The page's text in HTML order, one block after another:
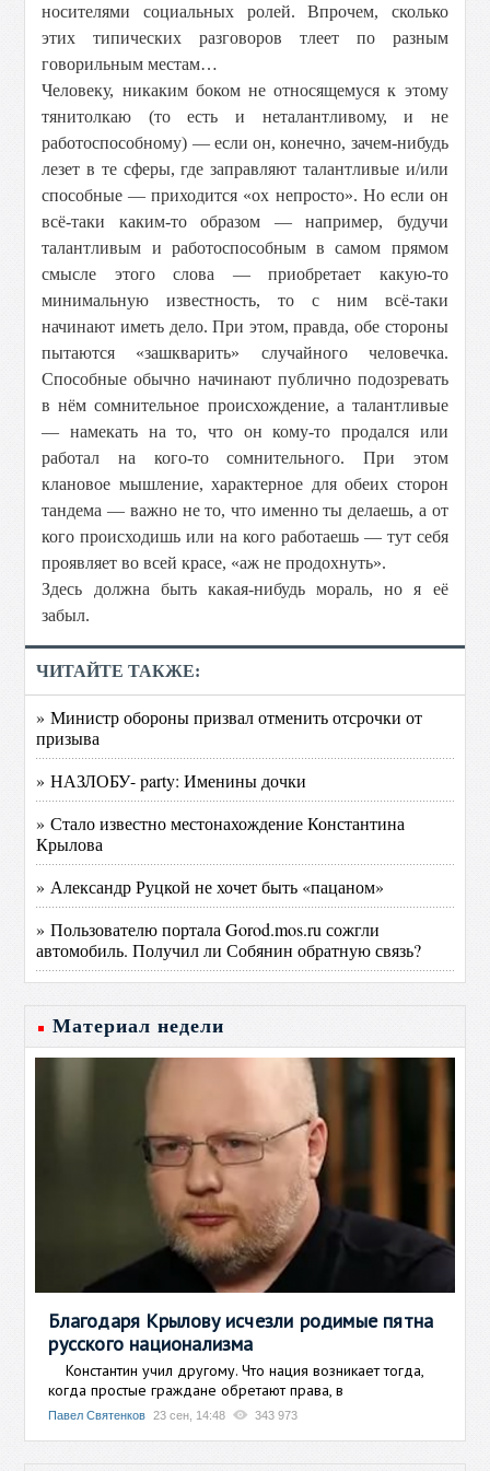
носителями социальных ролей. Впрочем, сколько
этих типических разговоров тлеет по разным
говорильным местам…
Человеку, никаким боком не относящемуся к этому
тянитолкаю (то есть и неталантливому, и не
работоспособному) — если он, конечно, зачем-нибудь
лезет в те сферы, где заправляют талантливые и/или
способные — приходится «ох непросто». Но если он
всё-таки каким-то образом — например, будучи
талантливым и работоспособным в самом прямом
смысле этого слова — приобретает какую-то
минимальную известность, то с ним всё-таки
начинают иметь дело. При этом, правда, обе стороны
пытаются «зашкварить» случайного человечка.
Способные обычно начинают публично подозревать
в нём сомнительное происхождение, а талантливые
— намекать на то, что он кому-то продался или
работал на кого-то сомнительного. При этом
клановое мышление, характерное для обеих сторон
тандема — важно не то, что именно ты делаешь, а от
кого происходишь или на кого работаешь — тут себя
проявляет во всей красе, «аж не продохнуть».
Здесь должна быть какая-нибудь мораль, но я её
забыл.
ЧИТАЙТЕ ТАКЖЕ:
» Министр обороны призвал отменить отсрочки от
призыва
» НАЗЛОБУ- party: Именины дочки
» Стало известно местонахождение Константина
Крылова
» Александр Руцкой не хочет быть «пацаном»
» Пользователю портала Gorod.mos.ru сожгли
автомобиль. Получил ли Собянин обратную связь?
Материал недели
Благодаря Крылову исчезли родимые пятна
русского национализма
Константин учил другому. Что нация возникает тогда,
когда простые граждане обретают права, в
Павел Святенков 23 сен, 14:48 343 973